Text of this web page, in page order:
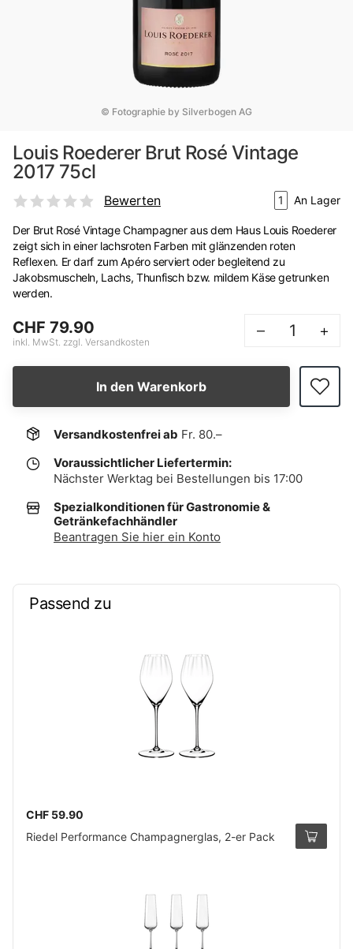
© Fotographie by Silverbogen AG
Louis Roederer Brut Rosé Vintage
2017 75cl
Bewerten 1 An Lager
Der Brut Rosé Vintage Champagner aus dem Haus Louis Roederer
zeigt sich in einer lachsroten Farben mit glänzenden roten
Reflexen. Er darf zum Apéro serviert oder begleitend zu
Jakobsmuscheln, Lachs, Thunfisch bzw. mildem Käse getrunken
werden.
CHF 79.90
inkl. MwSt. zzgl. Versandkosten
– +
In den Warenkorb
Versandkostenfrei ab Fr. 80.–
Voraussichtlicher Liefertermin:
Nächster Werktag bei Bestellungen bis 17:00
Spezialkonditionen für Gastronomie &
Getränkefachhändler
Beantragen Sie hier ein Konto
Passend zu
CHF 59.90
Riedel Performance Champagnerglas, 2-er Pack